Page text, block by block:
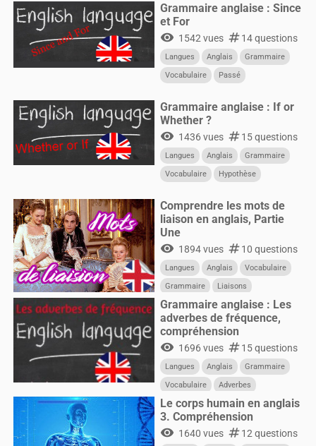
Grammaire anglaise : Since
et For
visibility 1542 vues numbers14 questions
Langues Anglais
Grammaire
Vocabulaire
Passé
Grammaire anglaise : If or
Whether ?
visibility 1436 vues numbers15 questions
Langues Anglais
Grammaire
Vocabulaire
Hypothèse
Comprendre les mots de
liaison en anglais, Partie
Une
visibility 1894 vues numbers10 questions
Langues Anglais
Vocabulaire
Grammaire
Liaisons
Grammaire anglaise : Les
adverbes de fréquence,
compréhension
visibility 1696 vues numbers15 questions
Langues Anglais
Grammaire
Vocabulaire
Adverbes
Fréquence
Le corps humain en anglais
3. Compréhension
visibility 1640 vues numbers12 questions